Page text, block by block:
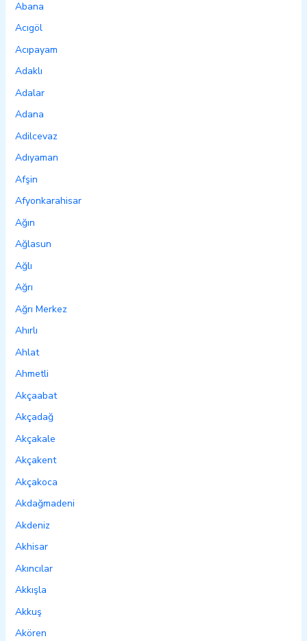
Abana
Acıgöl
Acıpayam
Adaklı
Adalar
Adana
Adilcevaz
Adıyaman
Afşin
Afyonkarahisar
Ağın
Ağlasun
Ağlı
Ağrı
Ağrı Merkez
Ahırlı
Ahlat
Ahmetli
Akçaabat
Akçadağ
Akçakale
Akçakent
Akçakoca
Akdağmadeni
Akdeniz
Akhisar
Akıncılar
Akkışla
Akkuş
Akören